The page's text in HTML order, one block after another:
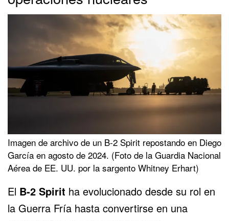
Imagen de archivo de un B-2 Spirit repostando en Diego
García en agosto de 2024. (Foto de la Guardia Nacional
Aérea de EE. UU. por la sargento Whitney Erhart)
El B-2 Spirit ha evolucionado desde su rol en
la Guerra Fría hasta convertirse en una